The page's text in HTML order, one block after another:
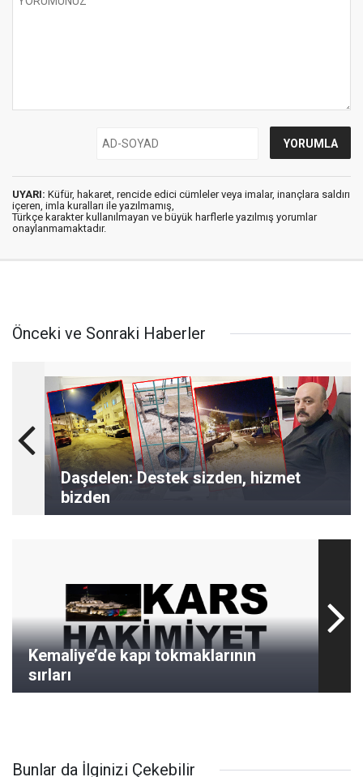
UYARI: Küfür, hakaret, rencide edici cümleler veya imalar, inançlara saldırı
içeren, imla kuralları ile yazılmamış,
Türkçe karakter kullanılmayan ve büyük harflerle yazılmış yorumlar
onaylanmamaktadır.
Önceki ve Sonraki Haberler
Daşdelen: Destek sizden, hizmet
bizden
Kemaliye’de kapı tokmaklarının
sırları
Bunlar da İlginizi Çekebilir